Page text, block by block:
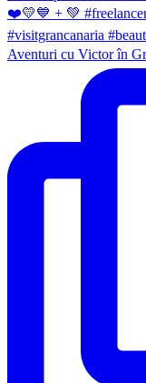
Aventuri cu Victor în